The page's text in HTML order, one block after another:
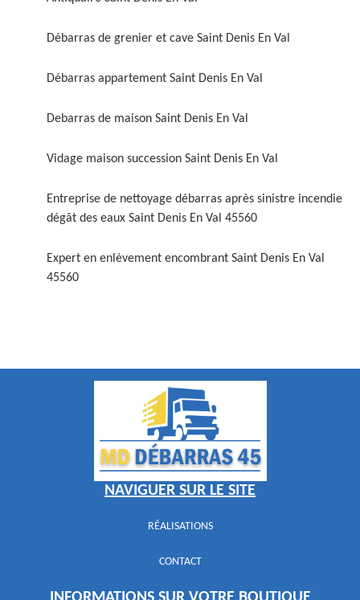
Débarras de grenier et cave Saint Denis En Val
Débarras appartement Saint Denis En Val
Debarras de maison Saint Denis En Val
Vidage maison succession Saint Denis En Val
Entreprise de nettoyage débarras après sinistre incendie
dégât des eaux Saint Denis En Val 45560
Expert en enlèvement encombrant Saint Denis En Val
45560
NAVIGUER SUR LE SITE
RÉALISATIONS
CONTACT